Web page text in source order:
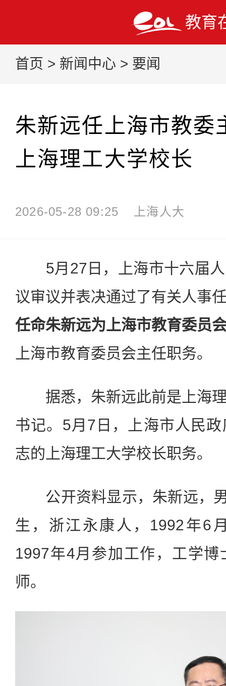
教育
首页 > 新闻中心 > 要闻
朱新远任上海市教委
上海理工大学校长
2026-05-28 09:25 上海人大
5月27日，上海市十六届人
议审议并表决通过了有关人事
任命朱新远为上海市教育委员
上海市教育委员会主任职务。
据悉，朱新远此前是上海理
书记。5月7日，上海市人民
志的上海理工大学校长职务。
公开资料显示，朱新远，
生，浙江永康人，1992年6
1997年4月参加工作，工学
师。